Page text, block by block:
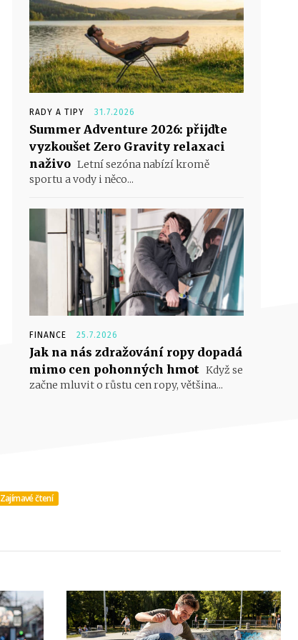
RADY A TIPY 31.7.2026
Summer Adventure 2026: přijďte
vyzkoušet Zero Gravity relaxaci
naživo Letní sezóna nabízí kromě
sportu a vody i něco...
FINANCE 25.7.2026
Jak na nás zdražování ropy dopadá
mimo cen pohonných hmot Když se
začne mluvit o růstu cen ropy, většina...
Zajímavé čtení